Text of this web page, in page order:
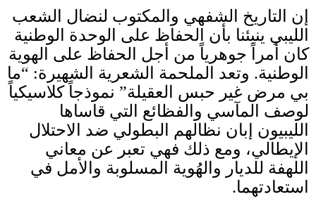
إن التاريخ الشفهي والمكتوب لنضال الشعب
الليبي ينبئنا بأن الحفاظ على الوحدة الوطنية
كان أمراً جوهرياً من أجل الحفاظ على الهوية
الوطنية. وتعد الملحمة الشعرية الشهيرة: “ما
بي مرض غير حبس العقيلة” نموذجاً كلاسيكياً
لوصف المآسي والفظائع التي قاساها
الليبيون إبان نظالهم البطولي ضد الاحتلال
الإيطالي، ومع ذلك فهي تعبر عن معاني
اللهفة للديار والهُوية المسلوبة والأمل في
استعادتهما.